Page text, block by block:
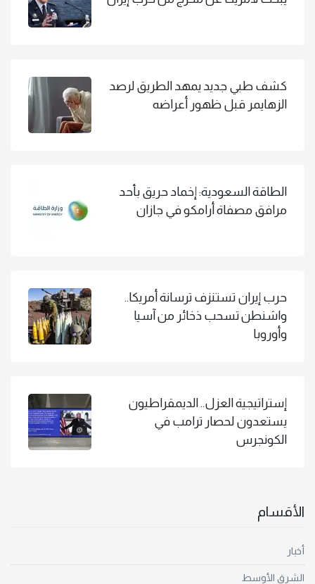
كشف طبي جديد يمهد الطريق لرصد
الزهايمر قبل ظهور أعراضه
الطاقة السعودية: إخماد حريق بأحد
مرافق مصفاة أرامكو في جازان
حرب إيران تستنزف ترسانة أمريكا..
واشنطن تسحب ذخائر من آسيا
وأوروبا
إستراتيجية العزل.. الديمقراطيون
يستعدون لحصار ترامب في
الكونجرس
الأقسام
أخبار
الشرق الأوسط